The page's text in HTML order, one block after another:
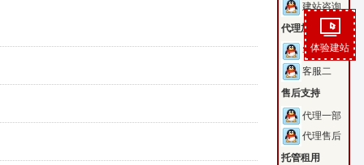
建站咨询
代理加盟
客服一
客服二
售后支持
代理一部
代理售后
托管租用
体验建站